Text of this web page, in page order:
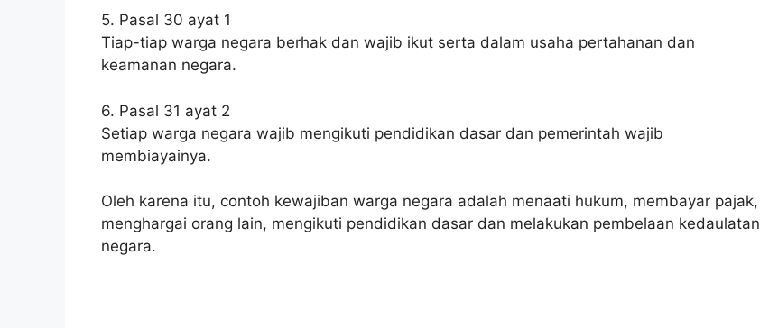
5. Pasal 30 ayat 1
Tiap-tiap warga negara berhak dan wajib ikut serta dalam usaha pertahanan dan
keamanan negara.
6. Pasal 31 ayat 2
Setiap warga negara wajib mengikuti pendidikan dasar dan pemerintah wajib
membiayainya.
Oleh karena itu, contoh kewajiban warga negara adalah menaati hukum, membayar pajak,
menghargai orang lain, mengikuti pendidikan dasar dan melakukan pembelaan kedaulatan
negara.